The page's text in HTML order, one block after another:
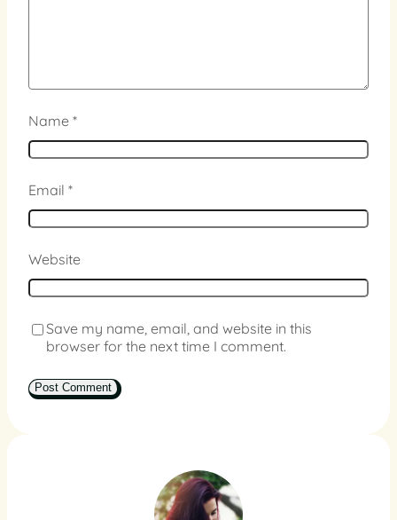
Name *
Email *
Website
Save my name, email, and website in this
browser for the next time I comment.